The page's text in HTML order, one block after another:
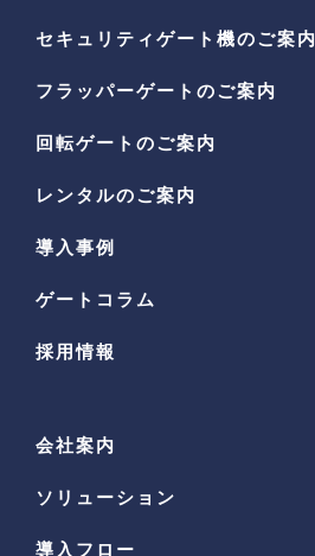
セキュリティゲート機のご案内
フラッパーゲートのご案内
回転ゲートのご案内
レンタルのご案内
導入事例
ゲートコラム
採用情報
会社案内
ソリューション
導入フロー